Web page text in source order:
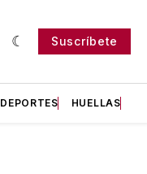
Suscríbete
DEPORTES HUELLAS